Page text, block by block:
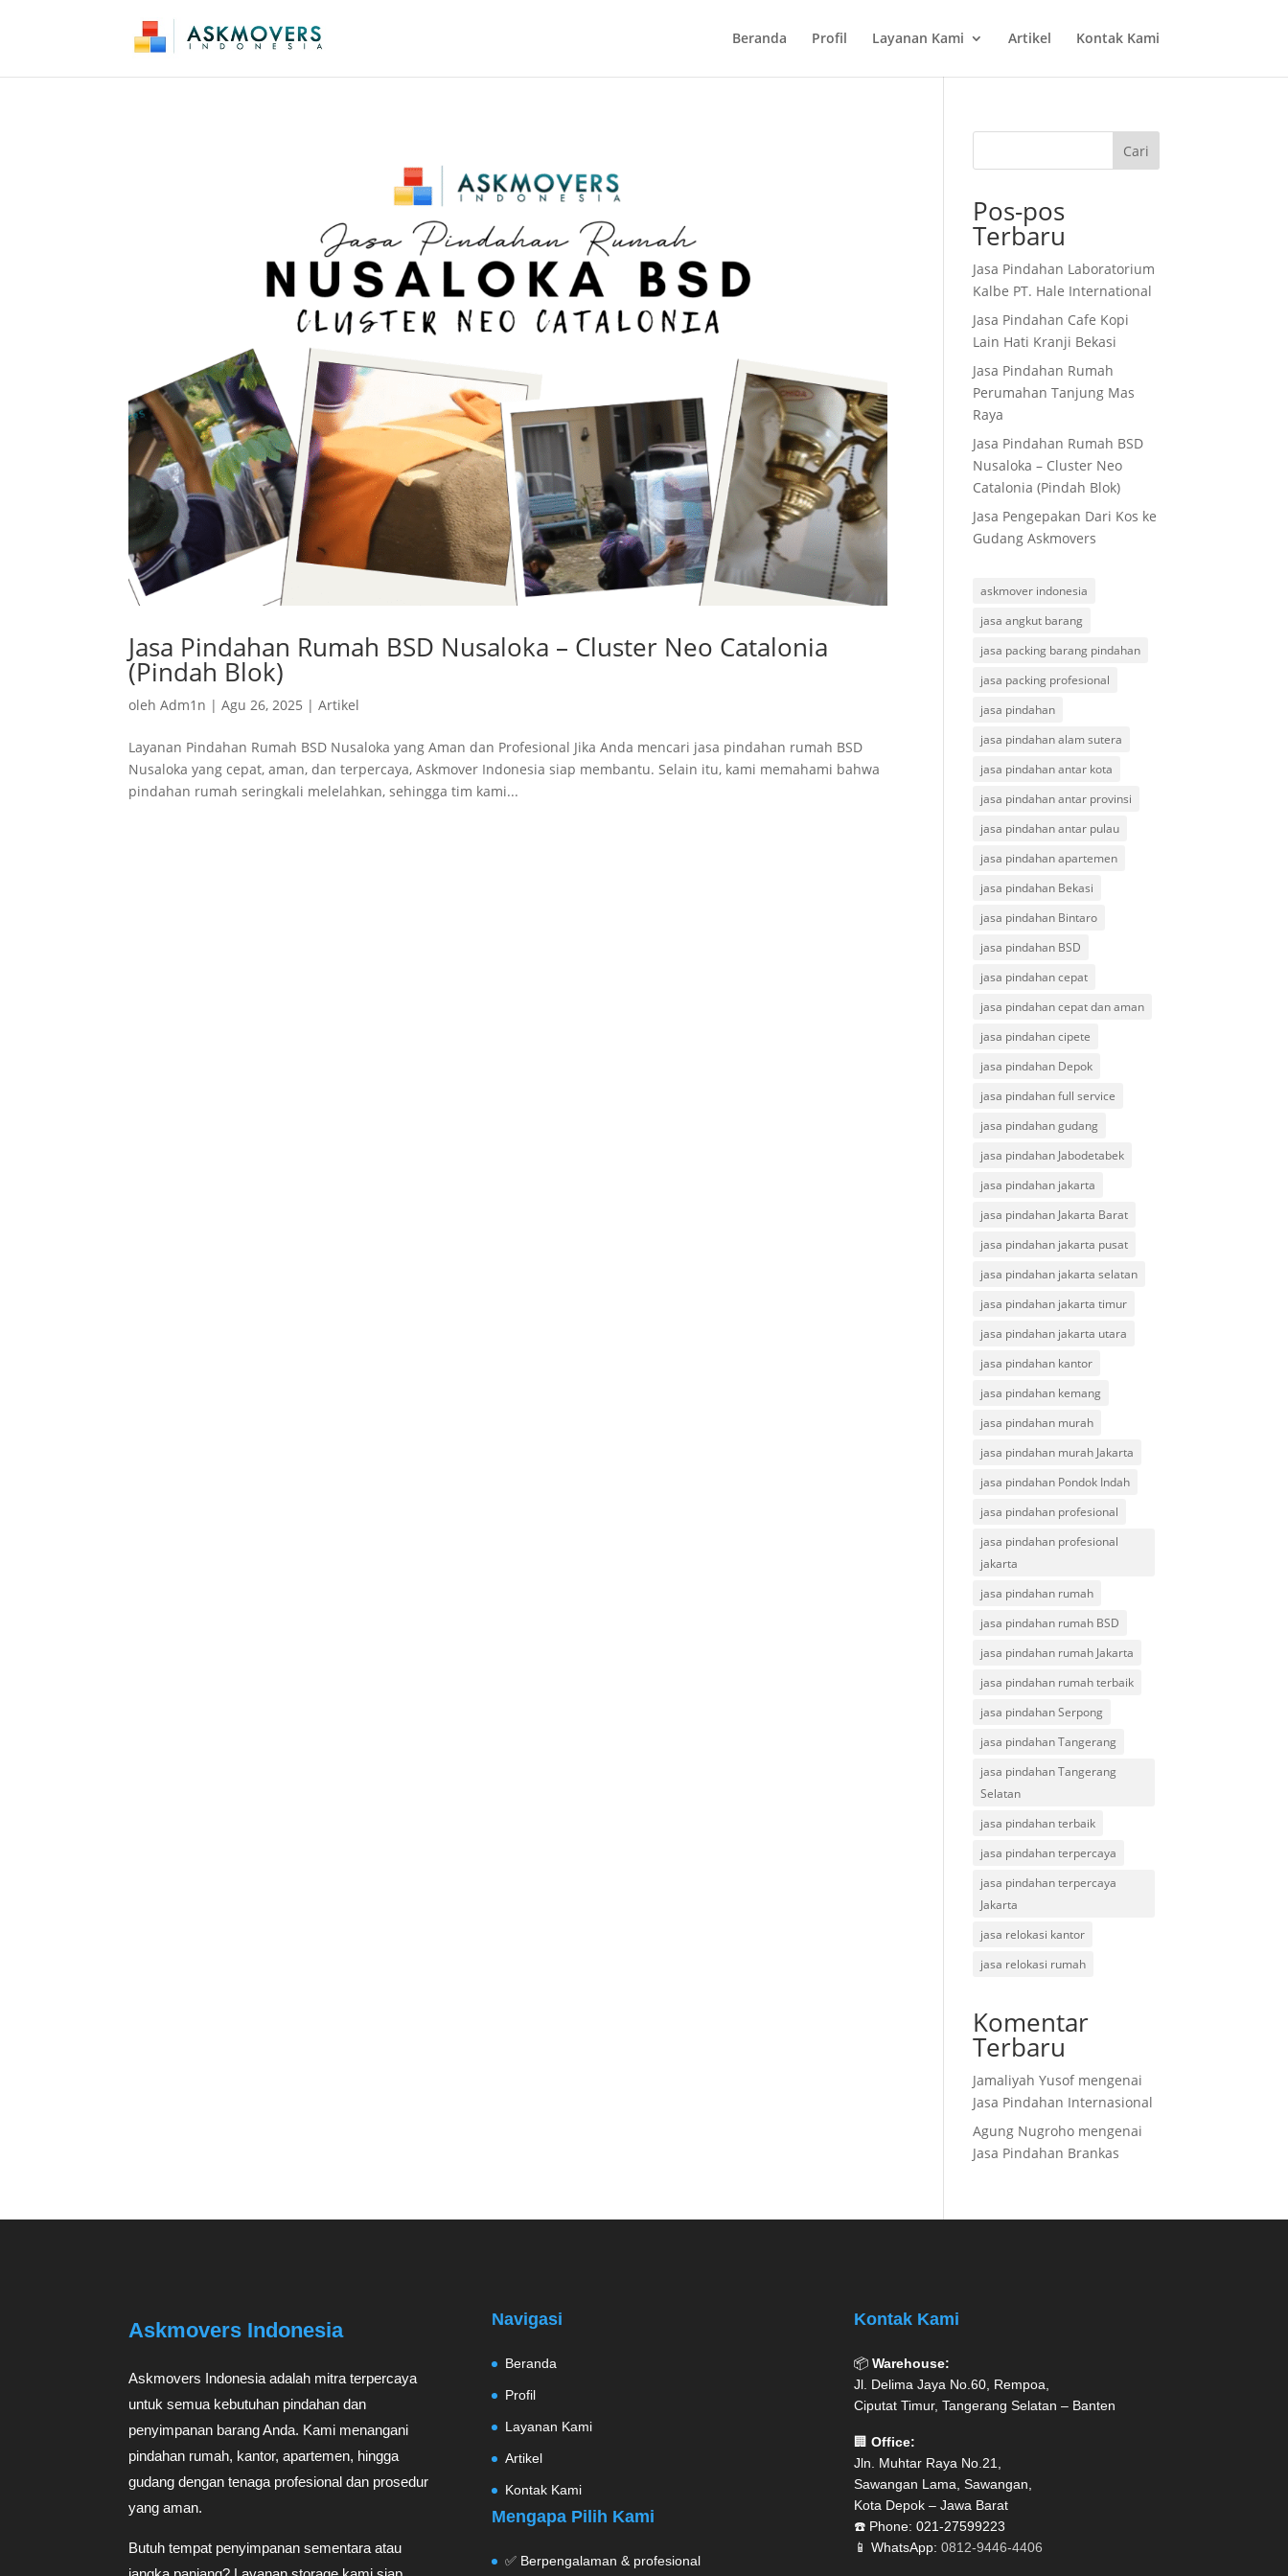
Beranda Profil Layanan Kami Artikel Kontak Kami
Jasa Pindahan Rumah BSD Nusaloka – Cluster Neo Catalonia
(Pindah Blok)
olehAdm1n |Agu 26, 2025 |Artikel
Layanan Pindahan Rumah BSD Nusaloka yang Aman dan Profesional Jika Anda mencari jasa pindahan rumah BSD
Nusaloka yang cepat, aman, dan terpercaya, Askmover Indonesia siap membantu. Selain itu, kami memahami bahwa
pindahan rumah seringkali melelahkan, sehingga tim kami...
Cari
Pos-pos
Terbaru
Jasa Pindahan Laboratorium
Kalbe PT. Hale International
Jasa Pindahan Cafe Kopi
Lain Hati Kranji Bekasi
Jasa Pindahan Rumah
Perumahan Tanjung Mas
Raya
Jasa Pindahan Rumah BSD
Nusaloka – Cluster Neo
Catalonia (Pindah Blok)
Jasa Pengepakan Dari Kos ke
Gudang Askmovers
askmover indonesia
jasa angkut barang
jasa packing barang pindahan
jasa packing profesional
jasa pindahan
jasa pindahan alam sutera
jasa pindahan antar kota
jasa pindahan antar provinsi
jasa pindahan antar pulau
jasa pindahan apartemen
jasa pindahan Bekasi
jasa pindahan Bintaro
jasa pindahan BSD
jasa pindahan cepat
jasa pindahan cepat dan aman
jasa pindahan cipete
jasa pindahan Depok
jasa pindahan full service
jasa pindahan gudang
jasa pindahan Jabodetabek
jasa pindahan jakarta
jasa pindahan Jakarta Barat
jasa pindahan jakarta pusat
jasa pindahan jakarta selatan
jasa pindahan jakarta timur
jasa pindahan jakarta utara
jasa pindahan kantor
jasa pindahan kemang
jasa pindahan murah
jasa pindahan murah Jakarta
jasa pindahan Pondok Indah
jasa pindahan profesional
jasa pindahan profesional
jakarta
jasa pindahan rumah
jasa pindahan rumah BSD
jasa pindahan rumah Jakarta
jasa pindahan rumah terbaik
jasa pindahan Serpong
jasa pindahan Tangerang
jasa pindahan Tangerang
Selatan
jasa pindahan terbaik
jasa pindahan terpercaya
jasa pindahan terpercaya
Jakarta
jasa relokasi kantor
jasa relokasi rumah
Komentar
Terbaru
Jamaliyah Yusofmengenai
Jasa Pindahan Internasional
Agung Nugroho mengenai
Jasa Pindahan Brankas
Askmovers Indonesia
Askmovers Indonesia adalah mitra terpercaya
untuk semua kebutuhan pindahan dan
penyimpanan barang Anda. Kami menangani
pindahan rumah, kantor, apartemen, hingga
gudang dengan tenaga profesional dan prosedur
yang aman.
Butuh tempat penyimpanan sementara atau
Navigasi
Beranda
Profil
Layanan Kami
Artikel
Kontak Kami
Mengapa Pilih Kami
✅ Berpengalaman & profesional
Kontak Kami
📦 Warehouse:
Jl. Delima Jaya No.60, Rempoa,
Ciputat Timur, Tangerang Selatan – Banten
🏢 Office:
Jln. Muhtar Raya No.21,
Sawangan Lama, Sawangan,
Kota Depok – Jawa Barat
☎️ Phone: 021-27599223
📱 WhatsApp: 0812-9446-4406